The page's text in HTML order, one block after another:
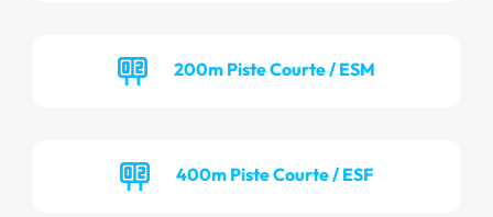
200m Piste Courte / ESM
400m Piste Courte / ESF